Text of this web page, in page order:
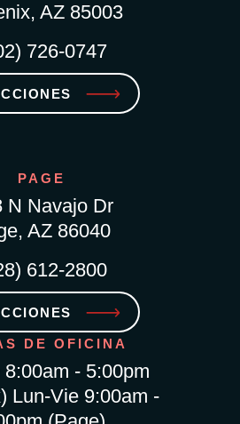
AZ 85003
726-0747
PAGE
N Navajo Dr
AZ 86040
612-2800
DE OFICINA
- 5:00pm
Lun-Vie 9:00am -